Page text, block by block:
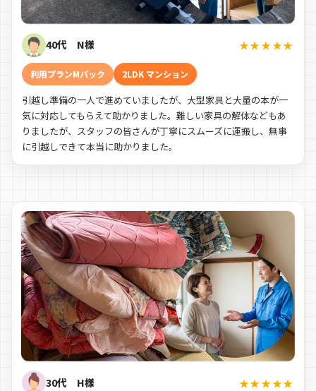
40代 N様 ★★★★★
利用プランMパック 2LDK マンション
引越し準備の一人で進めていましたが、大型家具と大量の本が一
気に対応してもらえて助かりました。難しい家具の解体などもあ
りましたが、スタッフの皆さんが丁寧にスムーズに運搬し、無事
に引越しできて本当に助かりました。
30代 H様 ★★★★★